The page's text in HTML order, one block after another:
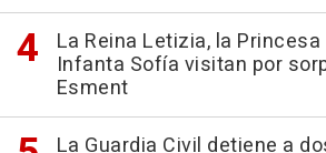
La Reina Letizia, la
Infanta Sofía visitan por
Esment
La Guardia Civil detiene a